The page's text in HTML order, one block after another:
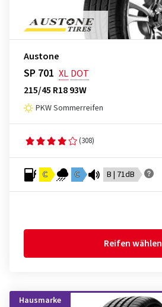
Austone
SP 701 XL DOT
215/45 R18 93W
PKW Sommerreifen
(308)
C C B | 71dB
Reifen wählen
Hausmarke